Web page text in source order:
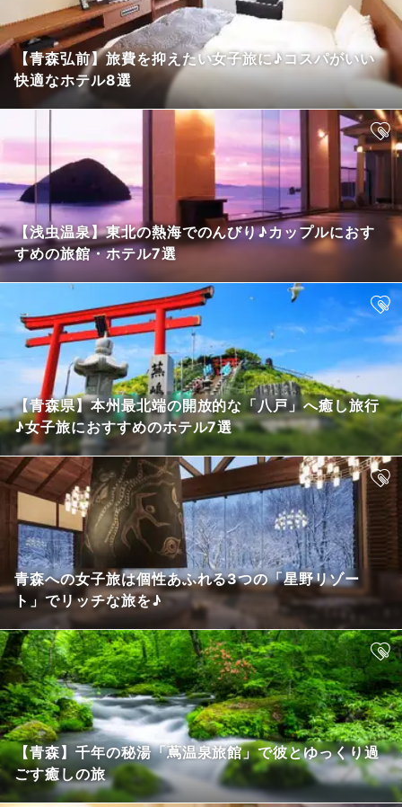
【青森弘前】旅費を抑えたい女子旅に♪コスパがいい
快適なホテル8選
【浅虫温泉】東北の熱海でのんびり♪カップルにおす
すめの旅館・ホテル7選
【青森県】本州最北端の開放的な「八戸」へ癒し旅行
♪女子旅におすすめのホテル7選
青森への女子旅は個性あふれる3つの「星野リゾー
ト」でリッチな旅を♪
【青森】千年の秘湯「蔦温泉旅館」で彼とゆっくり過
ごす癒しの旅